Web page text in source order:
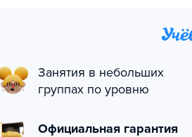
Занятия в небольших
группах по уровню
Официальная гарантия